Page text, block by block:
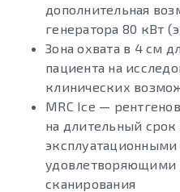
дополнительная
генератора 80 кВт
Зона охвата в 4 см
пациента на
клинических
MRC Ice —
на длительный срок
эксплуатационными
удовлетворяющими
сканирования